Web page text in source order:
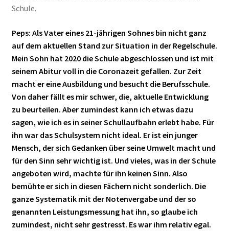
Schule.
Peps: Als Vater eines 21-jährigen Sohnes bin nicht ganz
auf dem aktuellen Stand zur Situation in der Regelschule.
Mein Sohn hat 2020 die Schule abgeschlossen und ist mit
seinem Abitur voll in die Coronazeit gefallen. Zur Zeit
macht er eine Ausbildung und besucht die Berufsschule.
Von daher fällt es mir schwer, die, aktuelle Entwicklung
zu beurteilen. Aber zumindest kann ich etwas dazu
sagen, wie ich es in seiner Schullaufbahn erlebt habe. Für
ihn war das Schulsystem nicht ideal. Er ist ein junger
Mensch, der sich Gedanken über seine Umwelt macht und
für den Sinn sehr wichtig ist. Und vieles, was in der Schule
angeboten wird, machte für ihn keinen Sinn. Also
bemühte er sich in diesen Fächern nicht sonderlich. Die
ganze Systematik mit der Notenvergabe und der so
genannten Leistungsmessung hat ihn, so glaube ich
zumindest, nicht sehr gestresst. Es war ihm relativ egal.